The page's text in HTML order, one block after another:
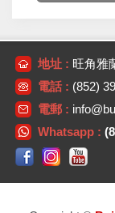
地址 : 旺角雅
電話 : (852)
電郵 :
Whatsapp :